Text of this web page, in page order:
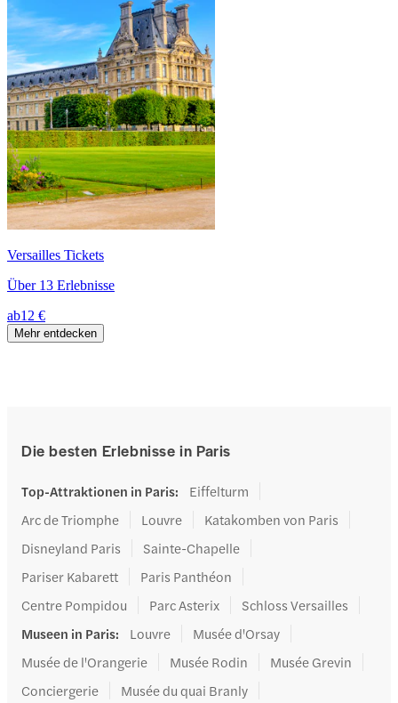
Versailles Tickets
Über 13 Erlebnisse
ab12 €
Mehr entdecken
Die besten Erlebnisse in Paris
Top-Attraktionen in Paris:
Eiffelturm
Arc de Triomphe
Louvre
Katakomben von Paris
Disneyland Paris
Sainte-Chapelle
Pariser Kabarett
Paris Panthéon
Centre Pompidou
Parc Asterix
Schloss Versailles
Museen in Paris: Louvre
Musée d'Orsay
Musée de l'Orangerie
Musée Rodin
Musée Grevin
Conciergerie
Musée du quai Branly